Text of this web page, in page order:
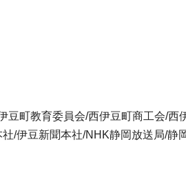
豆町教育委員会/西伊豆町商工会/
/伊豆新聞本社/NHK静岡放送局/